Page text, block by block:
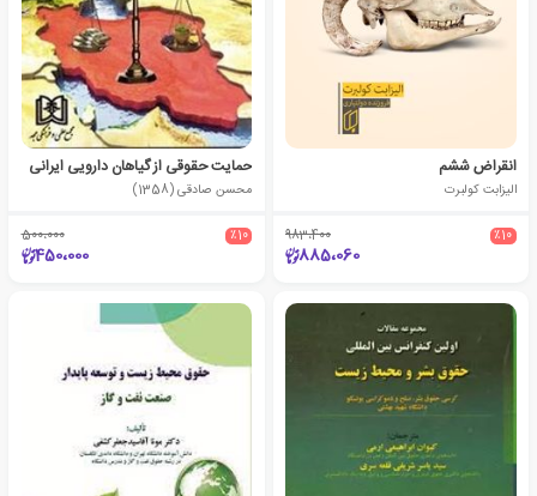
انقراض ششم
الیزابت کولبرت
٪10 983،400
885،060
حمایت حقوقی از گیاهان دارویی ایرانی
محسن صادقی (1358)
٪10 500،000
450،000